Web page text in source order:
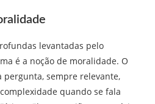
levantadas pelo
é a noção de moralidade. O
pergunta, sempre relevante,
quando se fala